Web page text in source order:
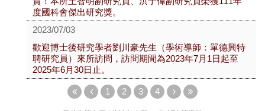
度國科會傑出研究獎。
2023/07/03
歡迎博士後研究學者劉川豪先生（學術導師：單德興特
聘研究員）來所訪問，訪問期間為2023年7月1日起至
2025年6月30日止。
1 2 3 4